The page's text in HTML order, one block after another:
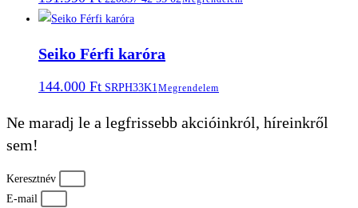
Seiko Férfi karóra
144.000 Ft SRPH33K1Megrendelem
Ne maradj le a legfrissebb akcióinkról, híreinkről
sem!
Keresztnév
E-mail